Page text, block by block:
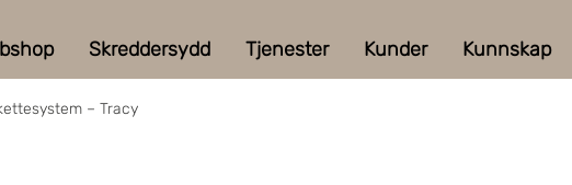
Skreddersydd Tjenester Kunder Kunnskap
– Tracy